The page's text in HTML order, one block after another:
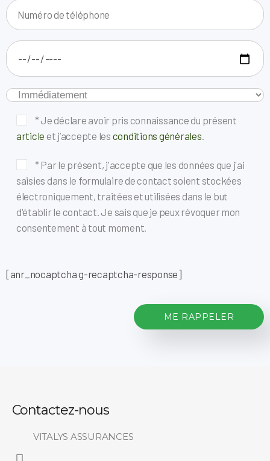
* Je déclare avoir pris connaissance du présent
article et j’accepte les conditions générales.
* Par le présent, j'accepte que les données que j'ai
saisies dans le formulaire de contact soient stockées
électroniquement, traitées et utilisées dans le but
d'établir le contact. Je sais que je peux révoquer mon
consentement à tout moment.
[anr_nocaptcha g-recaptcha-response]
Contactez-nous
VITALYS ASSURANCES